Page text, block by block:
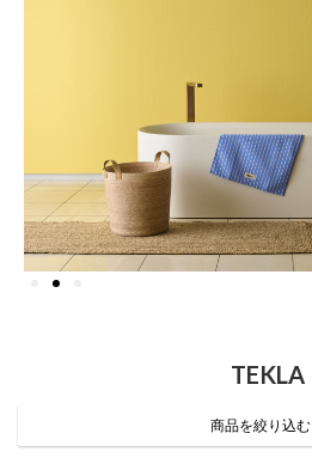
TEKLA
商品を絞り込む